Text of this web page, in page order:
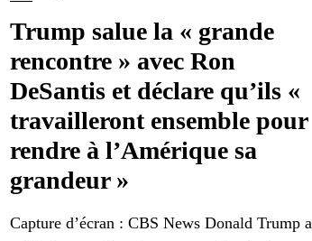
Trump salue la « grande
rencontre » avec Ron
DeSantis et déclare qu’ils «
travailleront ensemble pour
rendre à l’Amérique sa
grandeur »
Capture d’écran : CBS News Donald Trump a